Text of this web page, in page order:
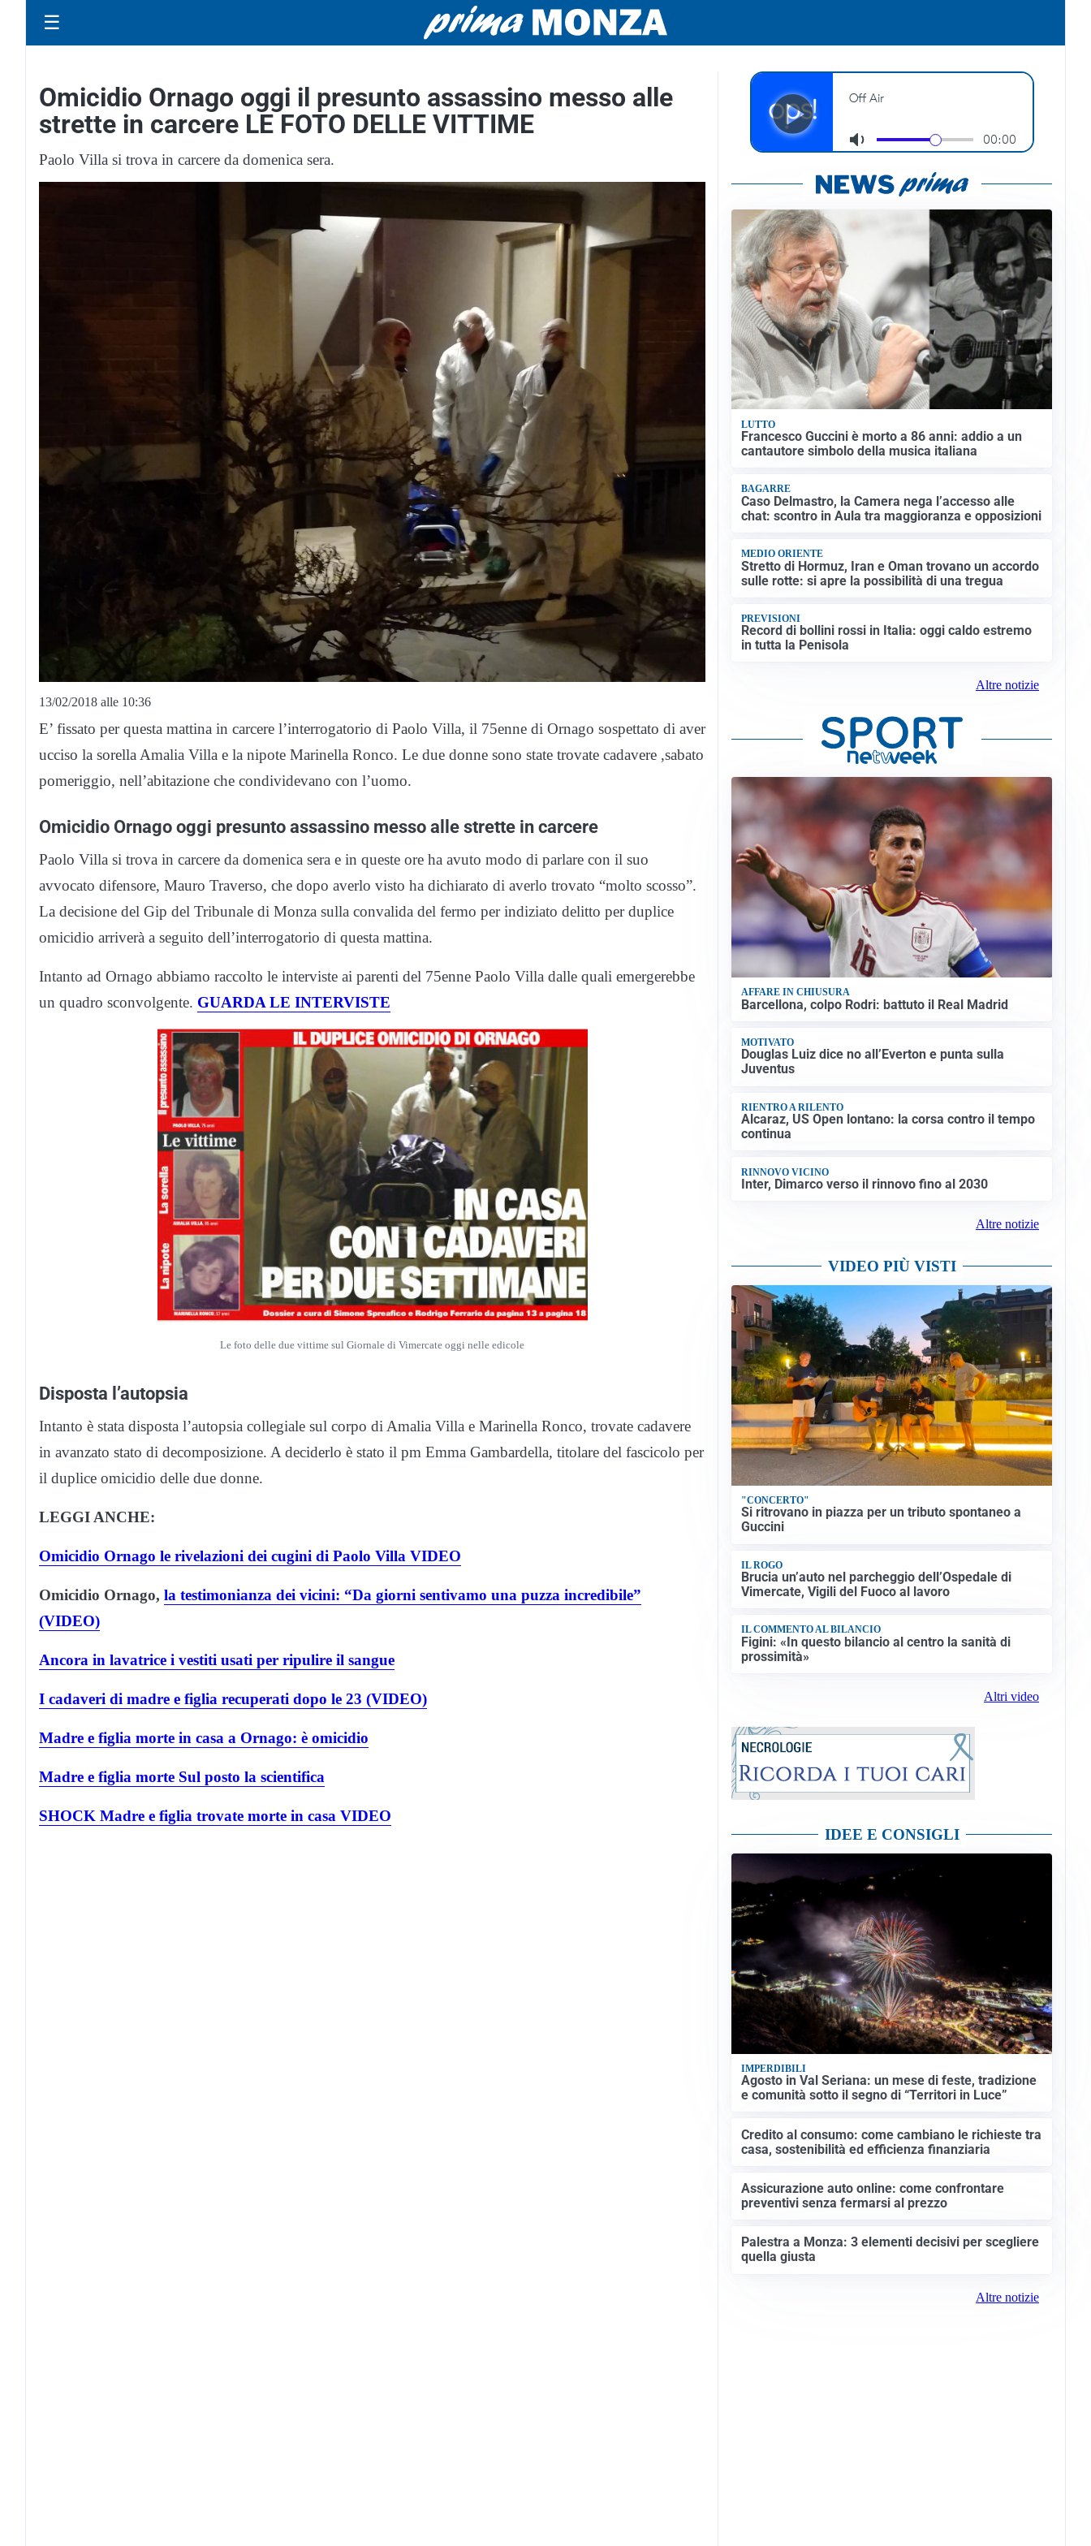
☰
Omicidio Ornago oggi il presunto assassino messo alle
strette in carcere LE FOTO DELLE VITTIME
Paolo Villa si trova in carcere da domenica sera.
13/02/2018 alle 10:36
E’ fissato per questa mattina in carcere l’interrogatorio di Paolo Villa, il 75enne di Ornago sospettato di aver
ucciso la sorella Amalia Villa e la nipote Marinella Ronco. Le due donne sono state trovate cadavere ,sabato
pomeriggio, nell’abitazione che condividevano con l’uomo.
Omicidio Ornago oggi presunto assassino messo alle strette in carcere
Paolo Villa si trova in carcere da domenica sera e in queste ore ha avuto modo di parlare con il suo
avvocato difensore, Mauro Traverso, che dopo averlo visto ha dichiarato di averlo trovato “molto scosso”.
La decisione del Gip del Tribunale di Monza sulla convalida del fermo per indiziato delitto per duplice
omicidio arriverà a seguito dell’interrogatorio di questa mattina.
Intanto ad Ornago abbiamo raccolto le interviste ai parenti del 75enne Paolo Villa dalle quali emergerebbe
un quadro sconvolgente. GUARDA LE INTERVISTE
Le foto delle due vittime sul Giornale di Vimercate oggi nelle edicole
Disposta l’autopsia
Intanto è stata disposta l’autopsia collegiale sul corpo di Amalia Villa e Marinella Ronco, trovate cadavere
in avanzato stato di decomposizione. A deciderlo è stato il pm Emma Gambardella, titolare del fascicolo per
il duplice omicidio delle due donne.
LEGGI ANCHE:
Omicidio Ornago le rivelazioni dei cugini di Paolo Villa VIDEO
Omicidio Ornago, la testimonianza dei vicini: “Da giorni sentivamo una puzza incredibile”
(VIDEO)
Ancora in lavatrice i vestiti usati per ripulire il sangue
I cadaveri di madre e figlia recuperati dopo le 23 (VIDEO)
Madre e figlia morte in casa a Ornago: è omicidio
Madre e figlia morte Sul posto la scientifica
SHOCK Madre e figlia trovate morte in casa VIDEO
LUTTO
Francesco Guccini è morto a 86 anni: addio a un
cantautore simbolo della musica italiana
BAGARRE
Caso Delmastro, la Camera nega l’accesso alle
chat: scontro in Aula tra maggioranza e opposizioni
MEDIO ORIENTE
Stretto di Hormuz, Iran e Oman trovano un accordo
sulle rotte: si apre la possibilità di una tregua
PREVISIONI
Record di bollini rossi in Italia: oggi caldo estremo
in tutta la Penisola
Altre notizie
AFFARE IN CHIUSURA
Barcellona, colpo Rodri: battuto il Real Madrid
MOTIVATO
Douglas Luiz dice no all’Everton e punta sulla
Juventus
RIENTRO A RILENTO
Alcaraz, US Open lontano: la corsa contro il tempo
continua
RINNOVO VICINO
Inter, Dimarco verso il rinnovo fino al 2030
Altre notizie
VIDEO PIÙ VISTI
"CONCERTO"
Si ritrovano in piazza per un tributo spontaneo a
Guccini
IL ROGO
Brucia un’auto nel parcheggio dell’Ospedale di
Vimercate, Vigili del Fuoco al lavoro
IL COMMENTO AL BILANCIO
Figini: «In questo bilancio al centro la sanità di
prossimità»
Altri video
IDEE E CONSIGLI
IMPERDIBILI
Agosto in Val Seriana: un mese di feste, tradizione
e comunità sotto il segno di “Territori in Luce”
Credito al consumo: come cambiano le richieste tra
casa, sostenibilità ed efficienza finanziaria
Assicurazione auto online: come confrontare
preventivi senza fermarsi al prezzo
Palestra a Monza: 3 elementi decisivi per scegliere
quella giusta
Altre notizie